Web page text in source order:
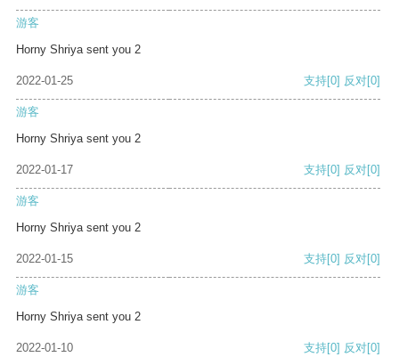
游客
Horny Shriya sent you 2
2022-01-25 支持[0] 反对[0]
游客
Horny Shriya sent you 2
2022-01-17 支持[0] 反对[0]
游客
Horny Shriya sent you 2
2022-01-15 支持[0] 反对[0]
游客
Horny Shriya sent you 2
2022-01-10 支持[0] 反对[0]